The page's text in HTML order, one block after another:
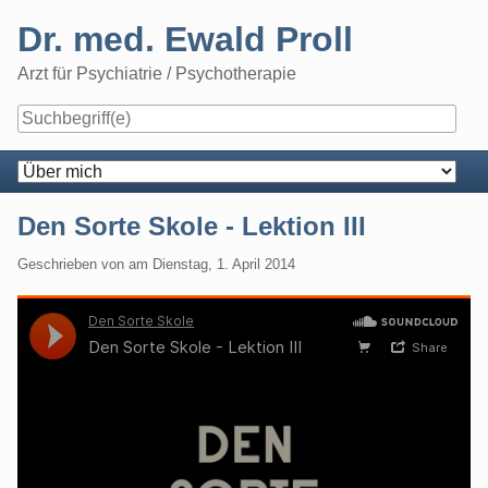
content
Dr. med. Ewald Proll
Arzt für Psychiatrie / Psychotherapie
Navigation
Den Sorte Skole - Lektion III
Geschrieben von am Dienstag, 1. April 2014